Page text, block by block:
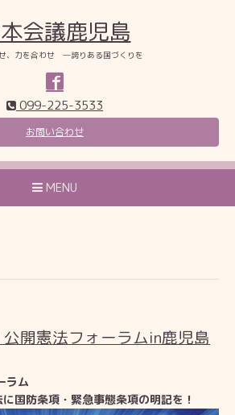
会議鹿児島
、力を合わせ ―誇りある国づくりを
099-225-3533
お問い合わせ
MENU
開憲法フォーラムin鹿児島
ラム
国防条項・緊急事態条項の明記を！